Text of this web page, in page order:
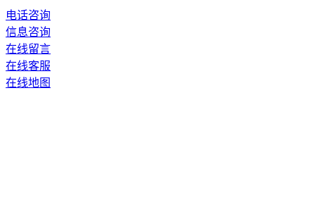
电话咨询
信息咨询
在线留言
在线客服
在线地图